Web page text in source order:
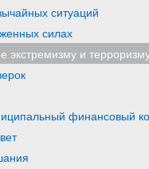
ситуаций
силах
экстремизму и
финансовый